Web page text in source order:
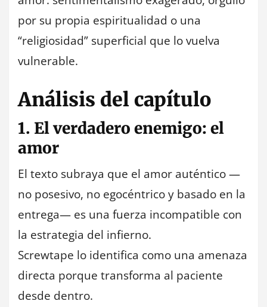
por su propia espiritualidad o una
“religiosidad” superficial que lo vuelva
vulnerable.
Análisis del capítulo
1. El verdadero enemigo: el
amor
El texto subraya que el amor auténtico —
no posesivo, no egocéntrico y basado en la
entrega— es una fuerza incompatible con
la estrategia del infierno.
Screwtape lo identifica como una amenaza
directa porque transforma al paciente
desde dentro.